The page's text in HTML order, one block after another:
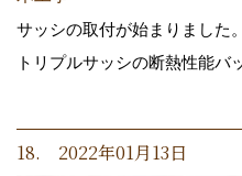
サッシの取付が始まりました。
トリプルサッシの断熱性能バ
18. 2022年01月13日